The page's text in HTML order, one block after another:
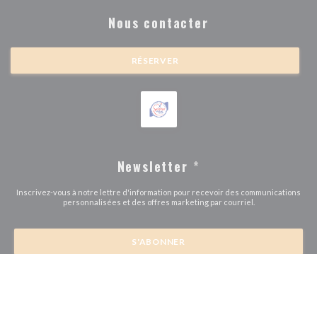
Nous contacter
RÉSERVER
Newsletter *
Inscrivez-vous à notre lettre d'information pour recevoir des communications
personnalisées et des offres marketing par courriel.
S'ABONNER